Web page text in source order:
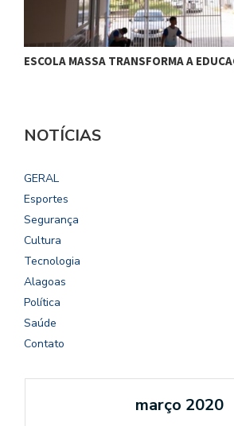
ESCOLA MASSA TRANSFORMA A
NOTÍCIAS
GERAL
Esportes
Segurança
Cultura
Tecnologia
Alagoas
Política
Saúde
Contato
março 2020